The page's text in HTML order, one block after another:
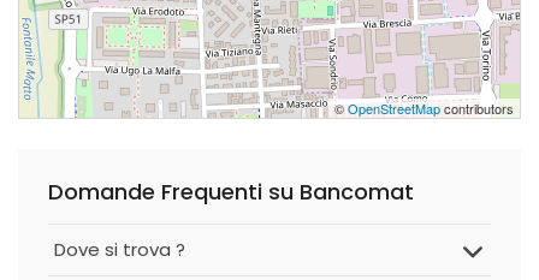
©OpenStreetMapcontributors
Domande Frequenti su Bancomat
Dove si trova ?